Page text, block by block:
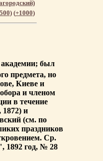
) (+1000)
академии; был
предмета, но
Киеве и
и членом
в течение
1872) и
(см. по
праздников
Ср.
1892 год, № 28